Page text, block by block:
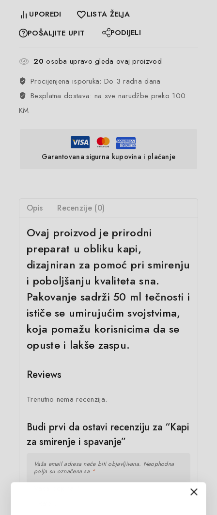
UPOREDI
LISTA ŽELJA
POŠALJITE UPIT
PODIJELI
20 osoba upravo gleda ovaj proizvod
Procijenjena isporuka: Do 3 radna dana
Besplatna dostava: na sve narudžbe preko 100
KM
Garantovana sigurna kupovina i plaćanje
Opis Recenzije (0)
Ovaj proizvod je prirodni
preparat u obliku kapi,
dizajniran za pomoć pri smirenju
i poboljšanju kvaliteta sna.
Pakovanje sadrži 50 ml tečnosti i
ističe se umirujućim svojstvima,
koja pomažu korisnicima da se
opuste i lakše zaspu.
Reviews
Trenutno nema recenzija.
Budi prvi da ostavi recenziju za “Kapi
za smirenje i spavanje”
Vaša email adresa neće biti objavljivana. Neophodna
polja su označena sa *